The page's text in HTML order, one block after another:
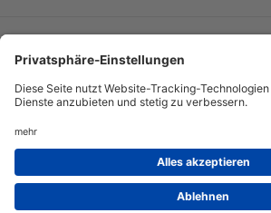
Datenschutz
Service